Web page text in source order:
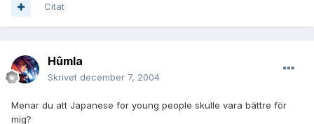
Citat
Hûmla
Skrivet december 7, 2004
Menar du att Japanese for young people skulle vara bättre för
mig?